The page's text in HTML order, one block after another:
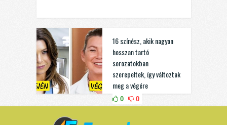
16 színész, akik nagyon
hosszan tartó
sorozatokban
szerepeltek, így változtak
meg a végére
0 0